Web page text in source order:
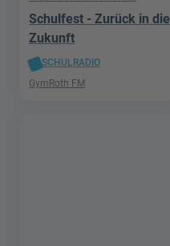
Schulfest - Zurück in die
Zukunft
SCHULRADIO
GymRoth FM